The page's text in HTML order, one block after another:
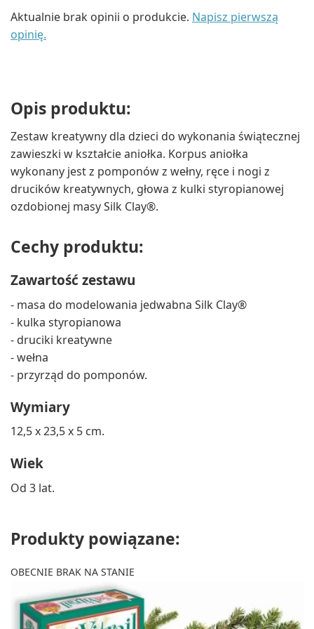
Aktualnie brak opinii o produkcie. Napisz pierwszą
opinię.
Opis produktu:
Zestaw kreatywny dla dzieci do wykonania świątecznej
zawieszki w kształcie aniołka. Korpus aniołka
wykonany jest z pomponów z wełny, ręce i nogi z
drucików kreatywnych, głowa z kulki styropianowej
ozdobionej masy Silk Clay®.
Cechy produktu:
Zawartość zestawu
- masa do modelowania jedwabna Silk Clay®
- kulka styropianowa
- druciki kreatywne
- wełna
- przyrząd do pomponów.
Wymiary
12,5 x 23,5 x 5 cm.
Wiek
Od 3 lat.
Produkty powiązane:
OBECNIE BRAK NA STANIE